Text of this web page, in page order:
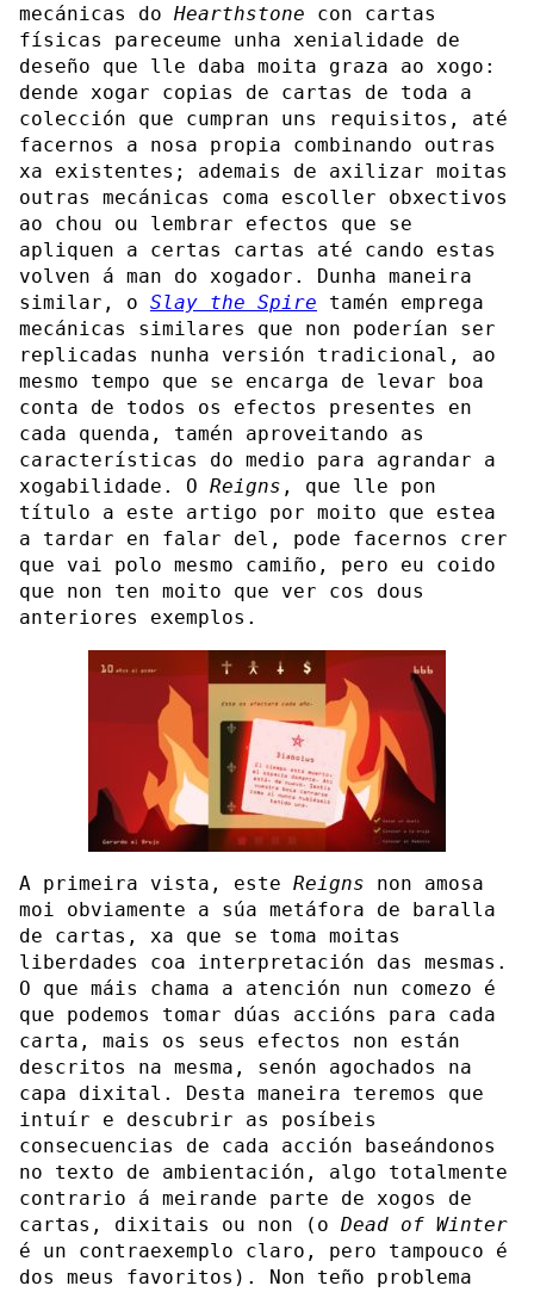
mecánicas do Hearthstone con cartas
físicas pareceume unha xenialidade de
deseño que lle daba moita graza ao xogo:
dende xogar copias de cartas de toda a
colección que cumpran uns requisitos, até
facernos a nosa propia combinando outras
xa existentes; ademais de axilizar moitas
outras mecánicas coma escoller obxectivos
ao chou ou lembrar efectos que se
apliquen a certas cartas até cando estas
volven á man do xogador. Dunha maneira
similar, o Slay the Spire tamén emprega
mecánicas similares que non poderían ser
replicadas nunha versión tradicional, ao
mesmo tempo que se encarga de levar boa
conta de todos os efectos presentes en
cada quenda, tamén aproveitando as
características do medio para agrandar a
xogabilidade. O Reigns , que lle pon
título a este artigo por moito que estea
a tardar en falar del, pode facernos crer
que vai polo mesmo camiño, pero eu coido
que non ten moito que ver cos dous
anteriores exemplos.
A primeira vista, este Reigns non amosa
moi obviamente a súa metáfora de baralla
de cartas, xa que se toma moitas
liberdades coa interpretación das mesmas.
O que máis chama a atención nun comezo é
que podemos tomar dúas accións para cada
carta, mais os seus efectos non están
descritos na mesma, senón agochados na
capa dixital. Desta maneira teremos que
intuír e descubrir as posíbeis
consecuencias de cada acción baseándonos
no texto de ambientación, algo totalmente
contrario á meirande parte de xogos de
cartas, dixitais ou non (o Dead of Winter
é un contraexemplo claro, pero tampouco é
dos meus favoritos). Non teño problema